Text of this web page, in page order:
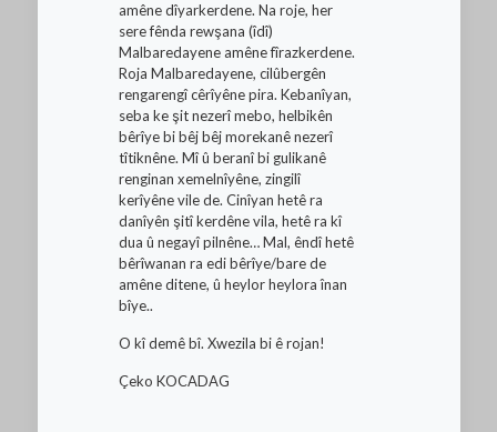
amêne dîyarkerdene. Na roje, her
sere fênda rewşana (îdî)
Malbaredayene amêne fîrazkerdene.
Roja Malbaredayene, cilûbergên
rengarengî cêrîyêne pira. Kebanîyan,
seba ke şit nezerî mebo, helbikên
bêrîye bi bêj bêj morekanê nezerî
tîtiknêne. Mî û beranî bi gulikanê
renginan xemelnîyêne, zingilî
kerîyêne vile de. Cinîyan hetê ra
danîyên şitî kerdêne vila, hetê ra kî
dua û negayî pilnêne… Mal, êndî hetê
bêrîwanan ra edi bêrîye/bare de
amêne ditene, û heylor heylora înan
bîye..
O kî demê bî. Xwezila bi ê rojan!
Çeko KOCADAG